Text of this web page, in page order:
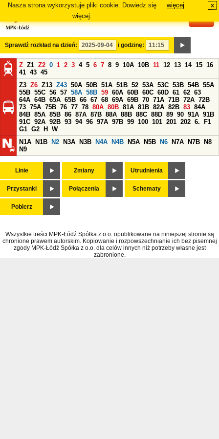
Nasza strona wykorzystuje pliki cookie. Dowiedz się
więcej.
więcej x
Sprawdź rozkład na dzień: i godzinę:
Z Z1 Z2 0 1 2 3 4 5 6 7 8 9 10A 10B 11 12 13 14 15 16
41 43 45
Z3 Z6 Z13 Z43 50A 50B 51A 51B 52 53A 53C 53B 54B 55A
55B 55C 56 57 58A 58B 59 60A 60B 60C 60D 61 62 63
64A 64B 65A 65B 66 67 68 69A 69B 70 71A 71B 72A 72B
73 75A 75B 76 77 78 80A 80B 81A 81B 82A 82B 83 84A
84B 85A 85B 86 87A 87B 88A 88B 88C 88D 89 90 91A 91B
91C 92A 92B 93 94 96 97A 97B 99 100 101 201 202 6.
F1
G1 G2 H
W
N1A
N1B N2 N3A N3B N4A N4B N5A N5B N6 N7A N7B
N8
N9
Linie Zmiany Utrudnienia
Przystanki Połączenia Schematy
Pobierz
Wszystkie treści MPK-Łódź Spółka z o.o. opublikowane na niniejszej stronie są
chronione prawem autorskim. Kopiowanie i rozpowszechnianie ich bez pisemnej
zgody MPK-Łódź Spółka z o.o. dla celów innych niż potrzeby własne jest
zabronione.